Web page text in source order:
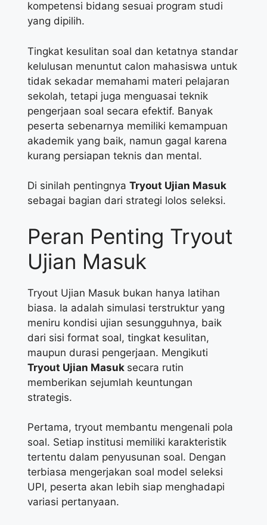
kompetensi bidang sesuai program studi
yang dipilih.
Tingkat kesulitan soal dan ketatnya standar
kelulusan menuntut calon mahasiswa untuk
tidak sekadar memahami materi pelajaran
sekolah, tetapi juga menguasai teknik
pengerjaan soal secara efektif. Banyak
peserta sebenarnya memiliki kemampuan
akademik yang baik, namun gagal karena
kurang persiapan teknis dan mental.
Di sinilah pentingnya Tryout Ujian Masuk
sebagai bagian dari strategi lolos seleksi.
Peran Penting Tryout
Ujian Masuk
Tryout Ujian Masuk bukan hanya latihan
biasa. Ia adalah simulasi terstruktur yang
meniru kondisi ujian sesungguhnya, baik
dari sisi format soal, tingkat kesulitan,
maupun durasi pengerjaan. Mengikuti
Tryout Ujian Masuk secara rutin
memberikan sejumlah keuntungan
strategis.
Pertama, tryout membantu mengenali pola
soal. Setiap institusi memiliki karakteristik
tertentu dalam penyusunan soal. Dengan
terbiasa mengerjakan soal model seleksi
UPI, peserta akan lebih siap menghadapi
variasi pertanyaan.